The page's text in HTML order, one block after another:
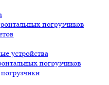
погрузчиков
устройства
погрузчиков